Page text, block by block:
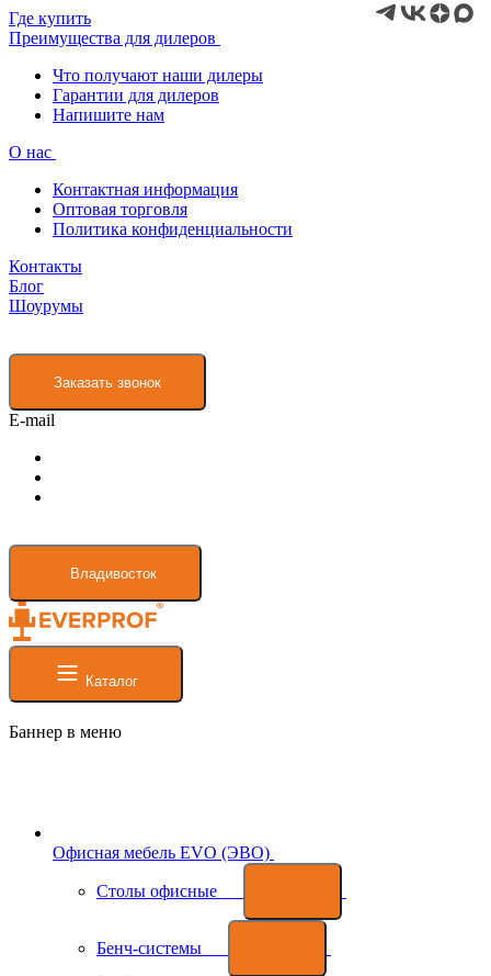
Где купить
Преимущества для дилеров
Что получают наши дилеры
Гарантии для дилеров
Напишите нам
О нас
Контактная информация
Оптовая торговля
Политика конфиденциальности
Контакты
Блог
Шоурумы
Заказать звонок
E-mail
Владивосток
Каталог
Баннер в меню
Офисная мебель EVO (ЭВО)
Cтолы офисные
Бенч-системы